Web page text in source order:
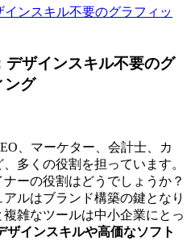
ンスキル不要のグラフィッ
ザインスキル不要のグ
ング
、マーケター、会計士、カ
多くの役割を担っています。
ーの役割はどうでしょうか？
ルはブランド構築の鍵となり
雑なツールは中小企業にとっ
ザインスキルや高価なソフト